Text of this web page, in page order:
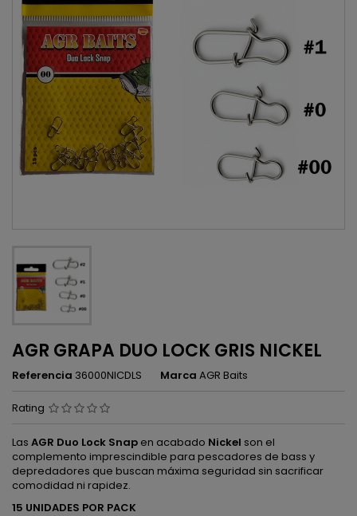
AGR GRAPA DUO LOCK GRIS NICKEL
Referencia 36000NICDLS Marca AGR Baits
Rating
Las AGR Duo Lock Snap en acabado Nickel son el
complemento imprescindible para pescadores de bass y
depredadores que buscan máxima seguridad sin sacrificar
comodidad ni rapidez.
15 UNIDADES POR PACK